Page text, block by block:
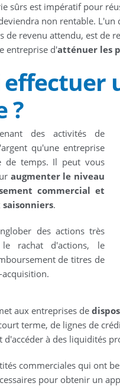
sûrs est impératif pour
non rentable.
de revenu attendu, est de
entreprise d'atténuer les
?
des activités de
qu'une entreprise
de temps. Il peut vous
augmenter le niveau
commercial et
.
des actions très
rachat d'actions, le
de titres de
acquisition.
aux entreprises de
terme, de lignes de
à des liquidités
commerciales qui ont
pour obtenir un